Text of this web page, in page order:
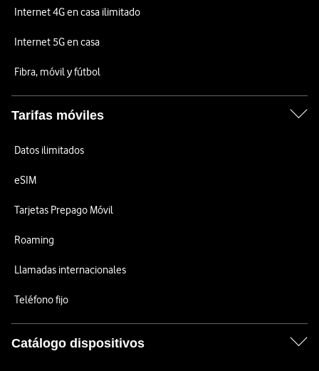
Internet 4G en casa ilimitado
Internet 5G en casa
Fibra, móvil y fútbol
Tarifas móviles
Datos ilimitados
eSIM
Tarjetas Prepago Móvil
Roaming
Llamadas internacionales
Teléfono fijo
Catálogo dispositivos